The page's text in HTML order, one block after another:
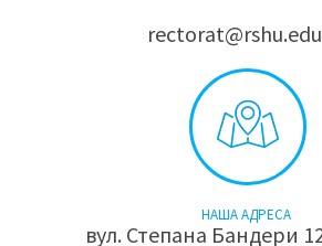
НАША АДРЕСА
вул. Степана Бандери